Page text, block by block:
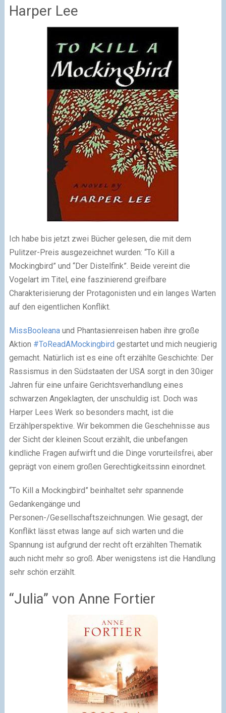
Harper Lee
Ich habe bis jetzt zwei Bücher gelesen, die mit dem
Pulitzer-Preis ausgezeichnet wurden: “To Kill a
Mockingbird” und “Der Distelfink”. Beide vereint die
Vogelart im Titel, eine faszinierend greifbare
Charakterisierung der Protagonisten und ein langes Warten
auf den eigentlichen Konflikt.
MissBooleanaund Phantasienreisen haben ihre große
Aktion #ToReadAMockingbird gestartet und mich neugierig
gemacht. Natürlich ist es eine oft erzählte Geschichte: Der
Rassismus in den Südstaaten der USA sorgt in den 30iger
Jahren für eine unfaire Gerichtsverhandlung eines
schwarzen Angeklagten, der unschuldig ist. Doch was
Harper Lees Werk so besonders macht, ist die
Erzählperspektive. Wir bekommen die Geschehnisse aus
der Sicht der kleinen Scout erzählt, die unbefangen
kindliche Fragen aufwirft und die Dinge vorurteilsfrei, aber
geprägt von einem großen Gerechtigkeitssinn einordnet.
“To Kill a Mockingbird” beinhaltet sehr spannende
Gedankengänge und
Personen-/Gesellschaftszeichnungen. Wie gesagt, der
Konflikt lässt etwas lange auf sich warten und die
Spannung ist aufgrund der recht oft erzählten Thematik
auch nicht mehr so groß. Aber wenigstens ist die Handlung
sehr schön erzählt.
“Julia” von Anne Fortier